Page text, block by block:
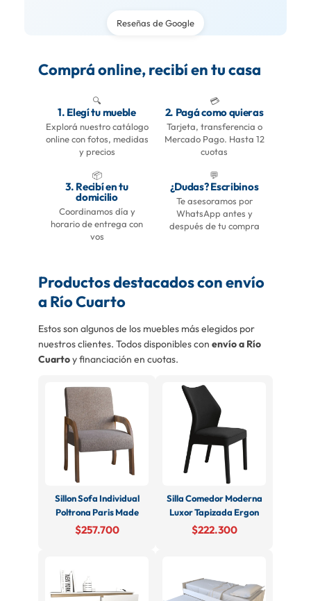
Reseñas de Google
Comprá online, recibí en tu casa
🔍
1. Elegí tu mueble
Explorá nuestro catálogo
online con fotos, medidas
y precios
💳
2. Pagá como quieras
Tarjeta, transferencia o
Mercado Pago. Hasta 12
cuotas
📦
3. Recibí en tu
domicilio
Coordinamos día y
horario de entrega con
vos
💬
¿Dudas? Escribinos
Te asesoramos por
WhatsApp antes y
después de tu compra
Productos destacados con envío
a Río Cuarto
Estos son algunos de los muebles más elegidos por
nuestros clientes. Todos disponibles con envío a Río
Cuartoy financiación en cuotas.
Sillon Sofa Individual
Poltrona Paris Made
$257.700
Silla Comedor Moderna
Luxor Tapizada Ergon
$222.300